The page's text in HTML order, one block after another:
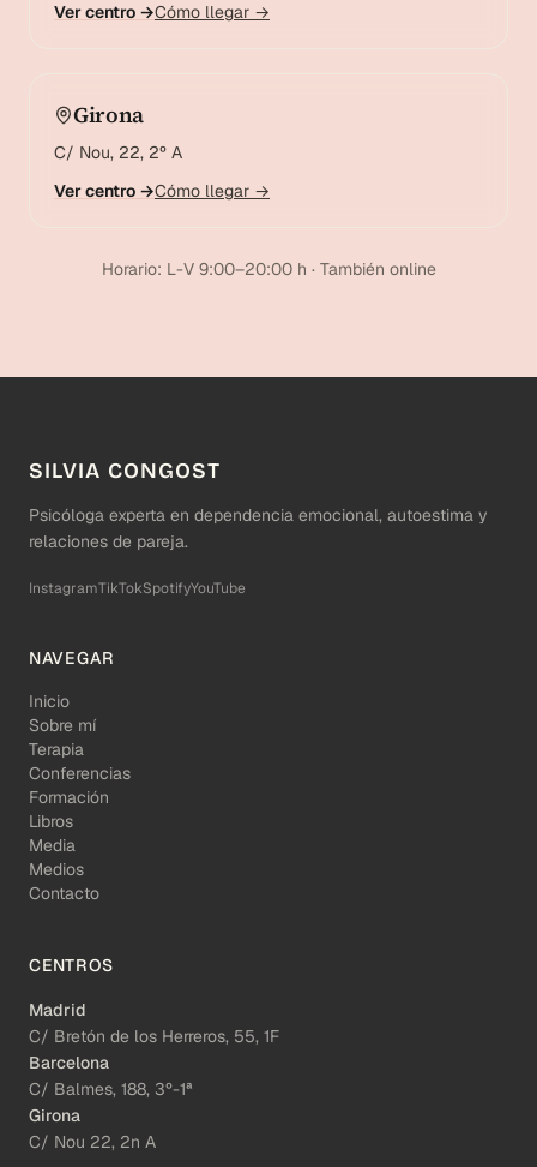
Ver centro →Cómo llegar →
Girona
C/ Nou, 22, 2º A
Ver centro →Cómo llegar →
Horario: L-V 9:00–20:00 h · También online
SILVIA CONGOST
Psicóloga experta en dependencia emocional, autoestima y
relaciones de pareja.
InstagramTikTokSpotifyYouTube
NAVEGAR
Inicio
Sobre mí
Terapia
Conferencias
Formación
Libros
Media
Medios
Contacto
CENTROS
Madrid
C/ Bretón de los Herreros, 55, 1F
Barcelona
C/ Balmes, 188, 3º-1ª
Girona
C/ Nou 22, 2n A